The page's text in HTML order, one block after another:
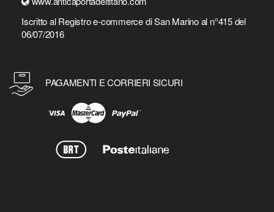
Iscritto al Registro e-commerce di San Marino al n°415 del
06/07/2016
PAGAMENTI E CORRIERI SICURI